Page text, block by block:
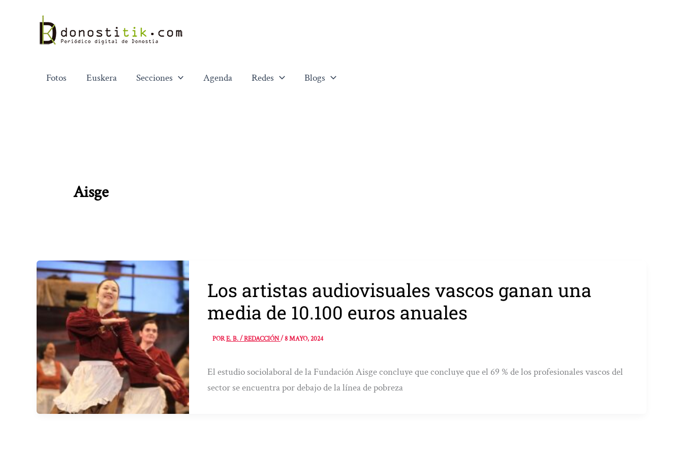
contenido
Fotos Euskera Secciones Agenda Redes Blogs
Aisge
Los artistas audiovisuales vascos ganan una
media de 10.100 euros anuales
PORE. B. / REDACCIÓN/8 MAYO, 2024
El estudio sociolaboral de la Fundación Aisge concluye que concluye que el 69 % de los profesionales vascos del
sector se encuentra por debajo de la línea de pobreza